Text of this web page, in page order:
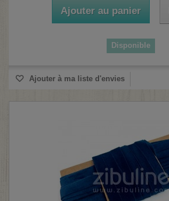
Ajouter au panier
Disponible
Ajouter à ma liste d'envies